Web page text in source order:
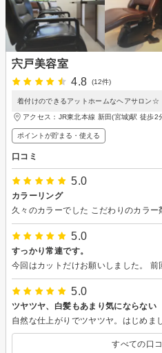
宍戸美容室
4.8
(12件)
着付けのできるアットホームなヘアサロン☆
アクセス：JR東北本線 新田(宮城)駅 徒歩2
ポイントが貯まる・使える
口コミ
5.0
カラーリング
5.0
すっかり常連です。
5.0
ツヤツヤ、白髪もあまり気にならない
すべての口